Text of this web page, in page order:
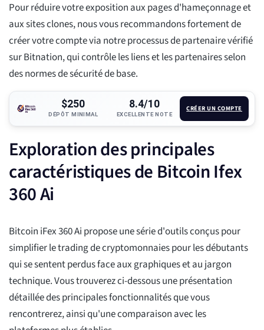
Pour réduire votre exposition aux pages d'hameçonnage et
aux sites clones, nous vous recommandons fortement de
créer votre compte via notre processus de partenaire vérifié
sur Bitnation, qui contrôle les liens et les partenaires selon
des normes de sécurité de base.
$250
DÉPÔT MINIMAL
8.4/10
EXCELLENTE NOTE
CRÉER UN COMPTE
Exploration des principales
caractéristiques de Bitcoin Ifex
360 Ai
Bitcoin iFex 360 Ai propose une série d'outils conçus pour
simplifier le trading de cryptomonnaies pour les débutants
qui se sentent perdus face aux graphiques et au jargon
technique. Vous trouverez ci-dessous une présentation
détaillée des principales fonctionnalités que vous
rencontrerez, ainsi qu'une comparaison avec les